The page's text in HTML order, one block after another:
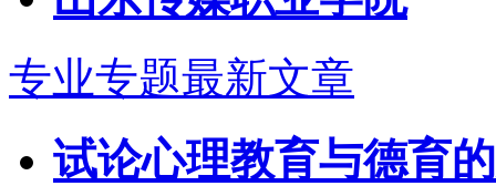
专业专题最新文章
试论心理教育与德育